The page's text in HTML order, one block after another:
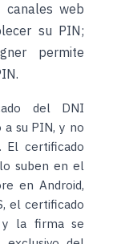
web
su PIN;
permite
del DNI
su PIN, y no
El certificado
suben en el
en Android,
el certificado
la firma se